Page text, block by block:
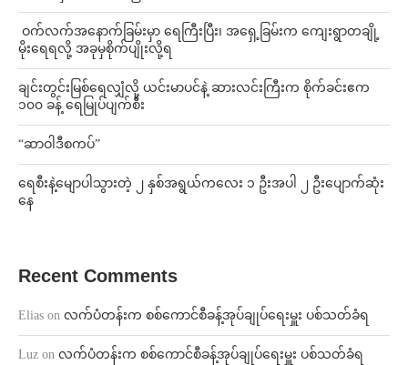
⁩ ⁨ဝက်လက်အနောက်ခြမ်းမှာ ရေကြီးပြီး၊ အရှေ့ခြမ်းက ကျေးရွာတချို့
မိုးရေရလို့ အခုမှစိုက်ပျိုးလို့ရ
ချင်းတွင်းမြစ်ရေလျှံလို့ ယင်းမာပင်နဲ့ ဆားလင်းကြီးက စိုက်ခင်းဧက
၁၀၀ ခန့် ရေမြုပ်ပျက်စီး
“ဆာဝါဒီစကပ်”
ရေစီးနဲ့မျောပါသွားတဲ့ ၂ နှစ်အရွယ်ကလေး ၁ ဦးအပါ ၂ ဦးပျောက်ဆုံး
နေ
Recent Comments
Elias on လက်ပံတန်းက စစ်ကောင်စီခန့်အုပ်ချုပ်ရေးမှူး ပစ်သတ်ခံရ
Luz on လက်ပံတန်းက စစ်ကောင်စီခန့်အုပ်ချုပ်ရေးမှူး ပစ်သတ်ခံရ